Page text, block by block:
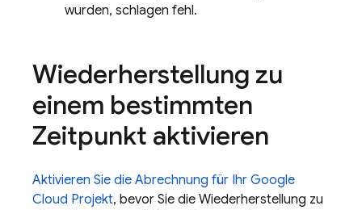
wurden, schlagen fehl.
Wiederherstellung zu
einem bestimmten
Zeitpunkt aktivieren
Aktivieren Sie die Abrechnung für Ihr Google
Cloud Projekt, bevor Sie die Wiederherstellung zu